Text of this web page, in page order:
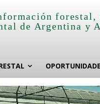
de Argentina y